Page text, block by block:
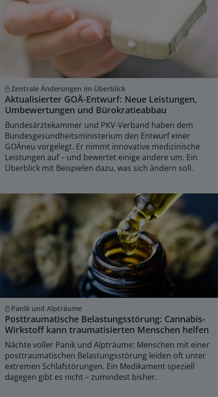
Zentrale Änderungen im Überblick
Aktualisierter GOÄ-Entwurf: Neue Leistungen,
Umbewertungen und Bürokratieabbau
Bundesärztekammer und PKV-Verband haben dem
Bundesgesundheitsministerium den Entwurf einer
GOÄneu vorgelegt. Er nimmt innovative medizinische
Leistungen auf – und bewertet einige andere um. Ein
Überblick mit Beispielen dazu, was sich ändern soll.
Panik und Alpträume
Posttraumatische Belastungsstörung: Cannabis-
Wirkstoff kann traumatisierten Menschen helfen
Nächte voller Panik und Alpträume: Menschen mit einer
posttraumatischen Belastungsstörung leiden oft unter
extremen Schlafstörungen. Ein Medikament speziell
dagegen gibt es nicht – zumindest bisher.